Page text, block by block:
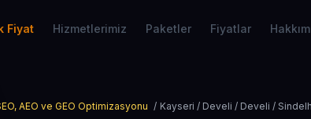
Fiyat Hizmetlerimiz Paketler Fiyatlar
AEO ve GEO Optimizasyonu / Kayseri / Develi / Develi /